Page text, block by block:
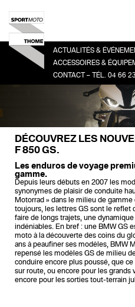
ACTUALITÉS &
ACCESSOIRES &
ACCESSOIRES
ÉQUIPEMENT DU
CONTACT – TÉL. 04 66
DÉCOUVREZ LES
F 850 GS.
Les enduros de voyage
gamme.
Depuis leurs débuts en 2007 les
synonymes de plaisir de conduite
Motorrad » dans le milieu de
toujours, les lettres GS sont le reflet
faire de longs trajets, une
indéniables. En bref : une BMW GS
moto à la découverte des coins du
ans à peaufiner ses modèles, BMW
repensé les modèles GS de milieu
conduire encore plus poussé, que
sur route, ou encore pour les grands
encore pour les sorties tout-terrain